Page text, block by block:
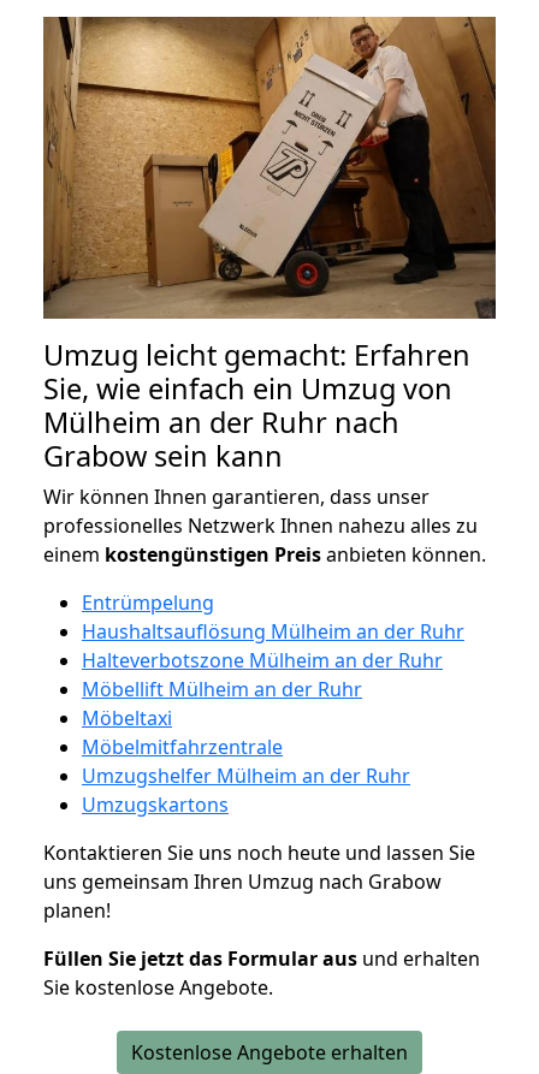
Umzug leicht gemacht: Erfahren
Sie, wie einfach ein Umzug von
Mülheim an der Ruhr nach
Grabow sein kann
Wir können Ihnen garantieren, dass unser
professionelles Netzwerk Ihnen nahezu alles zu
einem kostengünstigen Preisanbieten können.
Entrümpelung
Haushaltsauflösung Mülheim an der Ruhr
Halteverbotszone Mülheim an der Ruhr
Möbellift Mülheim an der Ruhr
Möbeltaxi
Möbelmitfahrzentrale
Umzugshelfer Mülheim an der Ruhr
Umzugskartons
Kontaktieren Sie uns noch heute und lassen Sie
uns gemeinsam Ihren Umzug nach Grabow
planen!
Füllen Sie jetzt das Formular aus und erhalten
Sie kostenlose Angebote.
Kostenlose Angebote erhalten